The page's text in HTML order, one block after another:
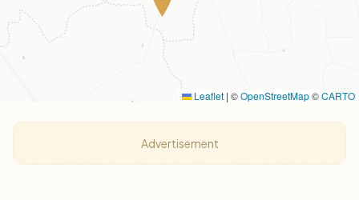
Leaflet | ©OpenStreetMap©CARTO
Advertisement